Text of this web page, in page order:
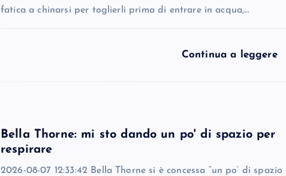
fatica a chinarsi per toglierli prima di entrare in acqua,…
Continua a leggere
Bella Thorne: mi sto dando un po' di spazio per
respirare
2026-08-07 12:33:42 Bella Thorne si è concessa “un po’ di spazio